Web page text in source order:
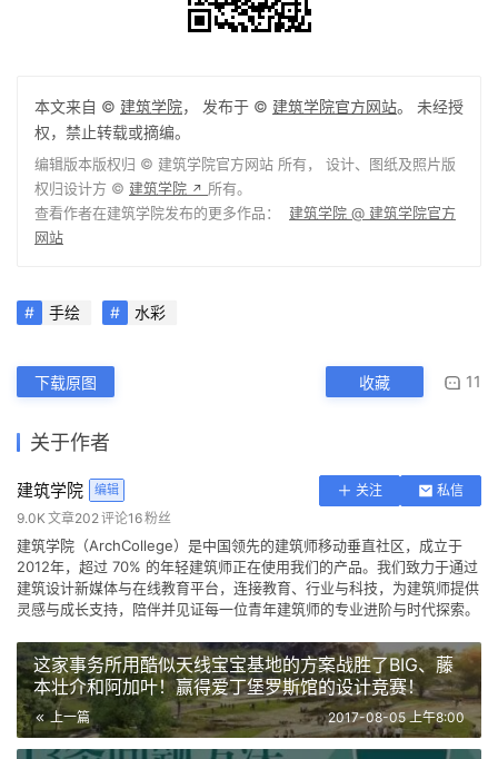
本文来自 © 建筑学院， 发布于 © 建筑学院官方网站。 未经授
权，禁止转载或摘编。
编辑版本版权归 © 建筑学院官方网站 所有， 设计、图纸及照片版
权归设计方 © 建筑学院 ↗ 所有。
查看作者在建筑学院发布的更多作品： 建筑学院 @ 建筑学院官方
网站
手绘 水彩
下载原图 收藏 11
关于作者
建筑学院 编辑 关注
私信
9.0K 文章202评论16粉丝
建筑学院（ArchCollege）是中国领先的建筑师移动垂直社区，成立于
2012年，超过 70% 的年轻建筑师正在使用我们的产品。我们致力于通过
建筑设计新媒体与在线教育平台，连接教育、行业与科技，为建筑师提供
灵感与成长支持，陪伴并见证每一位青年建筑师的专业进阶与时代探索。
这家事务所用酷似天线宝宝基地的方案战胜了BIG、藤
本壮介和阿加叶！赢得爱丁堡罗斯馆的设计竞赛！
上一篇 2017-08-05 上午8:00